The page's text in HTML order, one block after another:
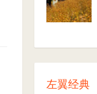
左翼经典